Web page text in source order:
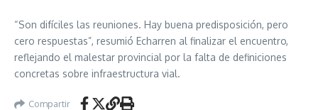
“Son difíciles las reuniones. Hay buena predisposición, pero
cero respuestas”, resumió Echarren al finalizar el encuentro,
reflejando el malestar provincial por la falta de definiciones
concretas sobre infraestructura vial.
Compartir